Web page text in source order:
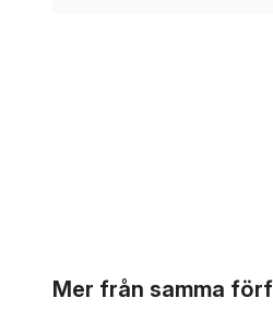
Mer från samma